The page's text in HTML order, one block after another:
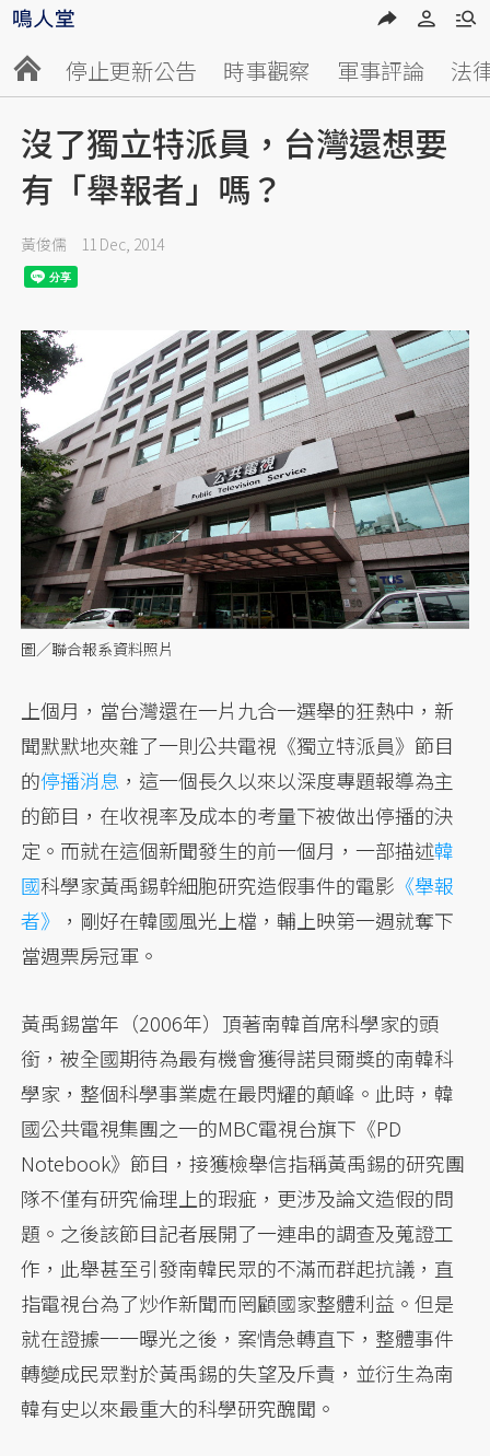
停止更新公告 時事觀察 軍事評論 法
沒了獨立特派員，台灣還想要
有「舉報者」嗎？
黃俊儒 11 Dec, 2014
圖／聯合報系資料照片
上個月，當台灣還在一片九合一選舉的狂熱中，新
聞默默地夾雜了一則公共電視《獨立特派員》節目
的停播消息 ，這一個長久以來以深度專題報導為主
的節目，在收視率及成本的考量下被做出停播的決
定。而就在這個新聞發生的前一個月，一部描述韓
國科學家黃禹錫幹細胞研究造假事件的電影 《舉報
者》
，剛好在韓國風光上檔，輔上映第一週就奪下
當週票房冠軍。
黃禹錫當年（2006年）頂著南韓首席科學家的頭
銜，被全國期待為最有機會獲得諾貝爾獎的南韓科
學家，整個科學事業處在最閃耀的顛峰。此時，韓
國公共電視集團之一的MBC電視台旗下《PD
Notebook》節目，接獲檢舉信指稱黃禹錫的研究團
隊不僅有研究倫理上的瑕疵，更涉及論文造假的問
題。之後該節目記者展開了一連串的調查及蒐證工
作，此舉甚至引發南韓民眾的不滿而群起抗議，直
指電視台為了炒作新聞而罔顧國家整體利益。但是
就在證據一一曝光之後，案情急轉直下，整體事件
轉變成民眾對於黃禹錫的失望及斥責，並衍生為南
韓有史以來最重大的科學研究醜聞。